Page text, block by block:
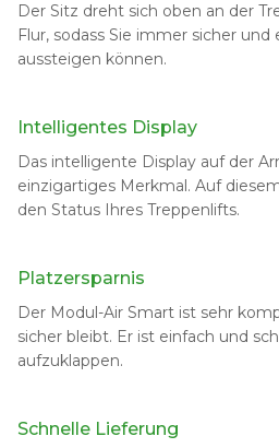
Der Sitz dreht sich oben an der
Flur, sodass Sie immer sicher und
aussteigen können.
Intelligentes Display
Das intelligente Display auf der
einzigartiges Merkmal. Auf
den Status Ihres Treppenlifts.
Platzersparnis
Der Modul-Air Smart ist sehr
sicher bleibt. Er ist einfach und
aufzuklappen.
Schnelle Lieferung